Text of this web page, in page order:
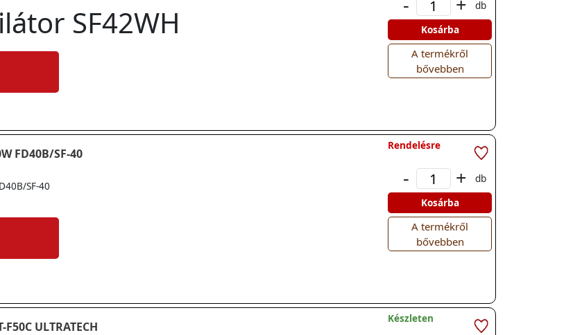
SF42WH
db
Kosárba
A termékről
bővebben
FD40B/SF-40
SF-40
Rendelésre
- +
db
Kosárba
A termékről
bővebben
ULTRATECH
Készleten